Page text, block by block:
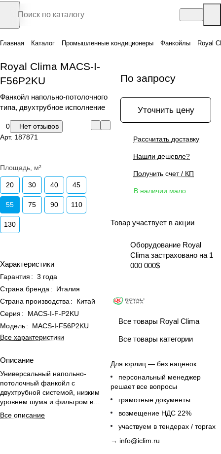
Главная Каталог Промышленные кондиционеры Фанкойлы Royal
Royal Clima MACS-I-
F56P2KU
Фанкойл напольно-потолочного
типа, двухтрубное исполнение
0
Нет отзывов
Арт. 187871
Площадь, м²
20 30 40 45
55 75 90 110
130
Характеристики
Гарантия : 3 года
Страна бренда :
Италия
Страна производства :
Китай
Серия :
MACS-I-F-P2KU
Модель:
MACS-I-F56P2KU
Все характеристики
Описание
Универсальный напольно-
потолочный фанкойл с
двухтрубной системой, низким
уровнем шума и фильтром в
комплекте для комфортного
климата дома.
Все описание
По запросу
Уточнить цену
Рассчитать доставку
Нашли дешевле?
Получить счет / КП
В наличии мало
Товар участвует в акции
Оборудование Royal
Clima застраховано на 1
000 000$
Все товары Royal Clima
Все товары категории
Для юрлиц — без наценок
персональный менеджер
решает все вопросы
грамотные документы
возмещение НДС 22%
участвуем в тендерах / торгах
→ info@iclim.ru